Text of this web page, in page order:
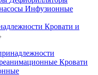
Инфузионные
Кровати и
Кровати